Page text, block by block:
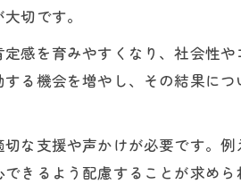
放課後等デイサービスの価値を再
発達障害児の成長を支える
未来を考えるとき知ってお
放課後等デイサービスで実
発達障害児の未来を拓く支援
切です。
感を育みやすくなり、社会性
る機会を増やし、その結果に
な支援や声かけが必要です。
きるよう配慮することが求め